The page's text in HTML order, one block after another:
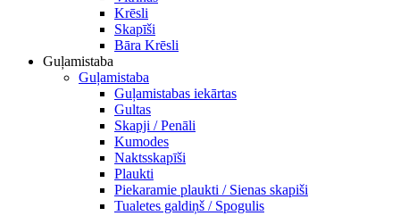
Krēsli
Skapīši
Bāra Krēsli
Guļamistaba
Guļamistaba
Guļamistabas iekārtas
Gultas
Skapji / Penāli
Kumodes
Naktsskapīši
Plaukti
Piekaramie plaukti / Sienas skapiši
Tualetes galdiņš / Spogulis